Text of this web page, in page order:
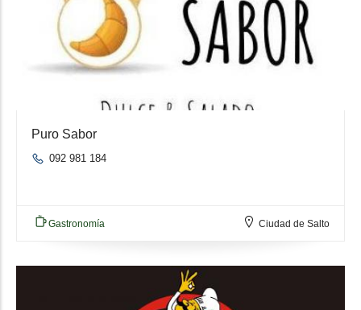
Puro Sabor
092 981 184
Gastronomía Ciudad de Salto